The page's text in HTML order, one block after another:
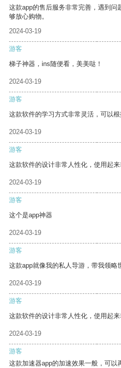
这款app的售后服务非常完善，遇到
够放心购物。
2024-03-19
游客
梯子神器，ins随便看，美美哒！
2024-03-19
游客
这款软件的学习方式非常灵活，可以根
2024-03-19
游客
这款软件的设计非常人性化，使用起来
2024-03-19
游客
这个是app神器
2024-03-19
游客
这款app就像我的私人导游，带我领略
2024-03-19
游客
这款软件的设计非常人性化，使用起来
2024-03-19
游客
这款加速器app的加速效果一般，可